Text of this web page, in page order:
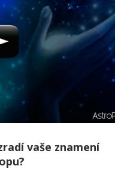
vaše znamení